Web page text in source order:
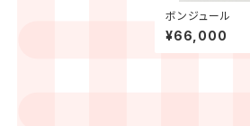
ボンジュール
¥66,000